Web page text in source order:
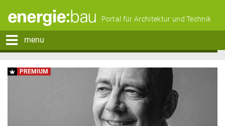
Portal für Architektur und Technik
menu
PREMIUM